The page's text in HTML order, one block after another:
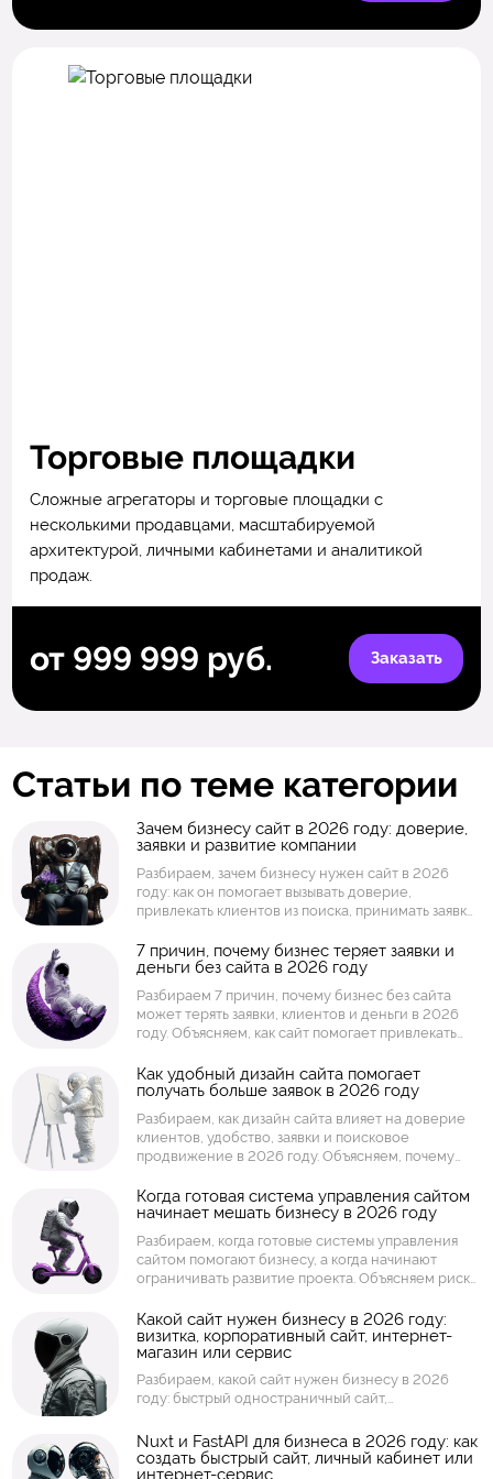
Торговые площадки
Сложные агрегаторы и торговые площадки с
несколькими продавцами, масштабируемой
архитектурой, личными кабинетами и аналитикой
продаж.
от 999 999 руб. Заказать
Статьи по теме категории
Зачем бизнесу сайт в 2026 году: доверие,
заявки и развитие компании
Разбираем, зачем бизнесу нужен сайт в 2026
году: как он помогает вызывать доверие,
привлекать клиентов из поиска, принимать заявки,
развивать компанию. Объясняем, когда
достаточно простого сайта, а когда нужен
сервис.
7 причин, почему бизнес теряет заявки и
деньги без сайта в 2026 году
Разбираем 7 причин, почему бизнес без сайта
может терять заявки, клиентов и деньги в 2026
году. Объясняем, как сайт помогает привлекать
принимать заявки, показывать товары и услуги,
собирать аналитику и работать как инструмент
Как удобный дизайн сайта помогает
получать больше заявок в 2026 году
Разбираем, как дизайн сайта влияет на доверие
клиентов, удобство, заявки и поисковое
продвижение в 2026 году. Объясняем, почему
загрузки, мобильная версия, понятные кнопки,
визуальная подача и удобный путь пользователя.
Когда готовая система управления сайтом
начинает мешать бизнесу в 2026 году
Разбираем, когда готовые системы управления
сайтом помогают бизнесу, а когда начинают
ограничивать развитие проекта. Объясняем риски
доработки, интеграции, масштабирование, права
доступа и поддержка.
Какой сайт нужен бизнесу в 2026 году:
визитка, корпоративный сайт, интернет-
магазин или сервис
Разбираем, какой сайт нужен бизнесу в 2026
году: быстрый одностраничный сайт,
личный кабинет, торговая площадка или
интернет-сервис. Объясняем, как выбрать формат
сайта под задачи компании, заявки, продажи,
Nuxt и FastAPI для бизнеса в 2026 году: как
создать быстрый сайт, личный кабинет или
интернет-сервис